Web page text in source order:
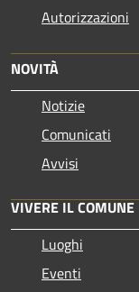
Autorizzazioni
NOVITÀ
Notizie
Comunicati
Avvisi
VIVERE IL COMUNE
Luoghi
Eventi